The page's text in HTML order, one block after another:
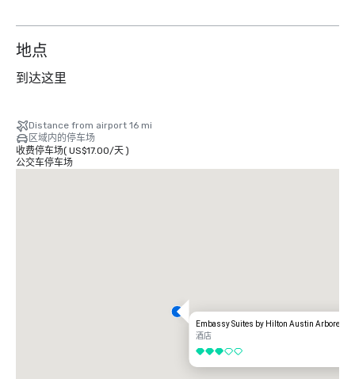
地点
到达这里
Distance from airport 16 mi
区域内的停车场
收费停车场( US$17.00/天)
公交车停车场
Embassy Suites by Hilton Austin Arboretum
酒店
3/5